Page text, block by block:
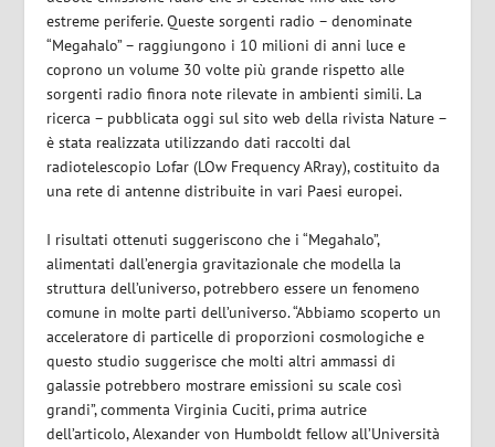
estreme periferie. Queste sorgenti radio – denominate
“Megahalo” – raggiungono i 10 milioni di anni luce e
coprono un volume 30 volte più grande rispetto alle
sorgenti radio finora note rilevate in ambienti simili. La
ricerca – pubblicata oggi sul sito web della rivista Nature –
è stata realizzata utilizzando dati raccolti dal
radiotelescopio Lofar (LOw Frequency ARray), costituito da
una rete di antenne distribuite in vari Paesi europei.
I risultati ottenuti suggeriscono che i “Megahalo”,
alimentati dall’energia gravitazionale che modella la
struttura dell’universo, potrebbero essere un fenomeno
comune in molte parti dell’universo. “Abbiamo scoperto un
acceleratore di particelle di proporzioni cosmologiche e
questo studio suggerisce che molti altri ammassi di
galassie potrebbero mostrare emissioni su scale così
grandi”, commenta Virginia Cuciti, prima autrice
dell’articolo, Alexander von Humboldt fellow all’Università